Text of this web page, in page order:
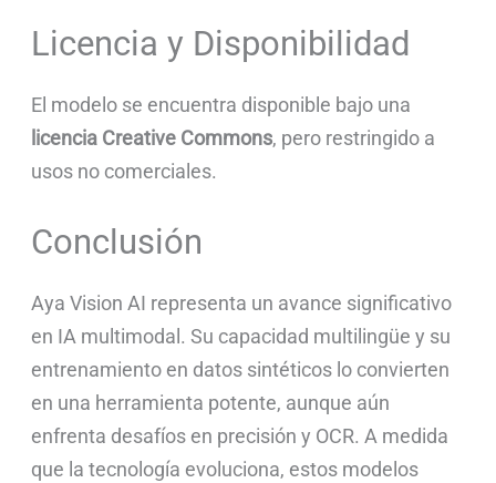
Licencia y Disponibilidad
El modelo se encuentra disponible bajo una
licencia Creative Commons, pero restringido a
usos no comerciales.
Conclusión
Aya Vision AI representa un avance significativo
en IA multimodal. Su capacidad multilingüe y su
entrenamiento en datos sintéticos lo convierten
en una herramienta potente, aunque aún
enfrenta desafíos en precisión y OCR. A medida
que la tecnología evoluciona, estos modelos